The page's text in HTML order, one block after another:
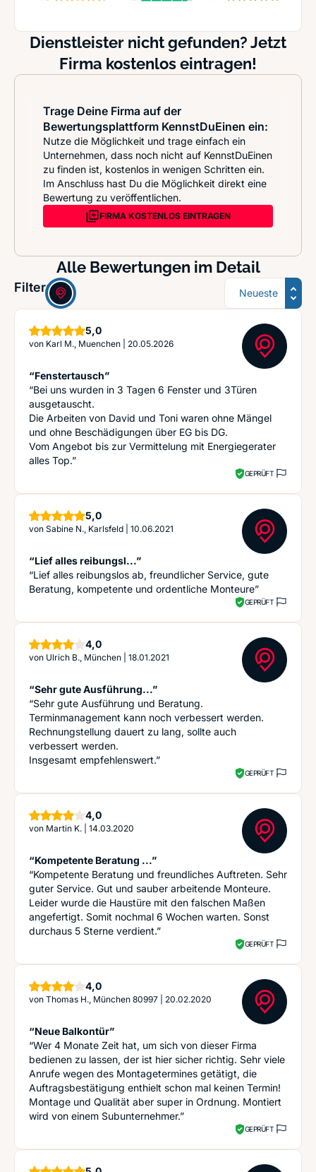
Dienstleister nicht gefunden? Jetzt
Firma kostenlos eintragen!
Trage Deine Firma auf der
Bewertungsplattform KennstDuEinen ein:
Nutze die Möglichkeit und trage einfach ein
Unternehmen, dass noch nicht auf KennstDuEinen
zu finden ist, kostenlos in wenigen Schritten ein.
Im Anschluss hast Du die Möglichkeit direkt eine
Bewertung zu veröffentlichen.
FIRMA KOSTENLOS EINTRAGEN
Alle Bewertungen im Detail
Filter: Sortierung
5,0Sterne
von Karl M., Muenchen 20.05.2026
“Fenstertausch”
“Bei uns wurden in 3 Tagen 6 Fenster und 3Türen
ausgetauscht.
Die Arbeiten von David und Toni waren ohne Mängel
und ohne Beschädigungen über EG bis DG.
Vom Angebot bis zur Vermittelung mit Energiegerater
alles Top.”
GEPRÜFT
5,0Sterne
von Sabine N., Karlsfeld 10.06.2021
“Lief alles reibungsl...”
“Lief alles reibungslos ab, freundlicher Service, gute
Beratung, kompetente und ordentliche Monteure”
GEPRÜFT
4,0Sterne
von Ulrich B., München 18.01.2021
“Sehr gute Ausführung...”
“Sehr gute Ausführung und Beratung.
Terminmanagement kann noch verbessert werden.
Rechnungstellung dauert zu lang, sollte auch
verbessert werden.
Insgesamt empfehlenswert.”
GEPRÜFT
4,0Sterne
von Martin K. 14.03.2020
“Kompetente Beratung ...”
“Kompetente Beratung und freundliches Auftreten. Sehr
guter Service. Gut und sauber arbeitende Monteure.
Leider wurde die Haustüre mit den falschen Maßen
angefertigt. Somit nochmal 6 Wochen warten. Sonst
durchaus 5 Sterne verdient.”
GEPRÜFT
4,0Sterne
von Thomas H., München 80997 20.02.2020
“Neue Balkontür”
“Wer 4 Monate Zeit hat, um sich von dieser Firma
bedienen zu lassen, der ist hier sicher richtig. Sehr viele
Anrufe wegen des Montagetermines getätigt, die
Auftragsbestätigung enthielt schon mal keinen Termin!
Montage und Qualität aber super in Ordnung. Montiert
wird von einem Subunternehmer.”
GEPRÜFT